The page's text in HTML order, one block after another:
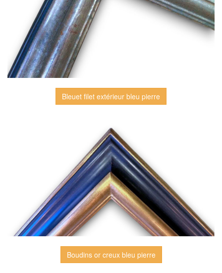
Bleuet filet extérieur bleu pierre
Boudins or creux bleu pierre